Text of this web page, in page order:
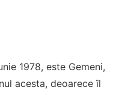
1978, este Gemeni,
acesta, deoarece îl